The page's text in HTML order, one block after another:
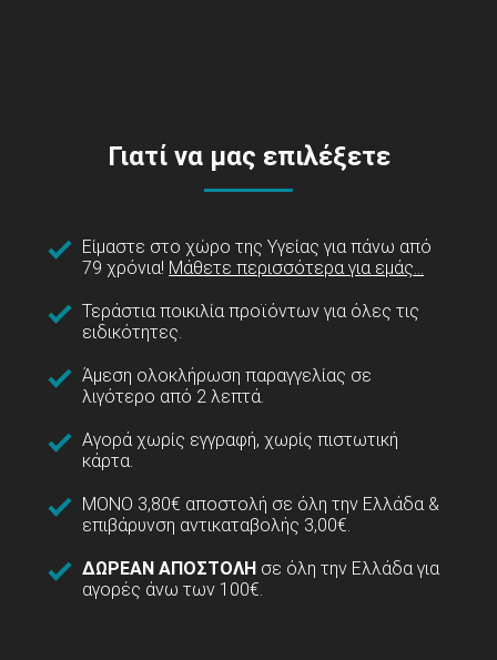
Γιατί να μας επιλέξετε
Είμαστε στο χώρο της Υγείας για πάνω από
79 χρόνια! Μάθετε περισσότερα για εμάς...
Τεράστια ποικιλία προϊόντων για όλες τις
ειδικότητες.
Άμεση ολοκλήρωση παραγγελίας σε
λιγότερο από 2 λεπτά.
Αγορά χωρίς εγγραφή, χωρίς πιστωτική
κάρτα.
ΜΟΝΟ 3,80€ αποστολή σε όλη την Ελλάδα &
επιβάρυνση αντικαταβολής 3,00€.
ΔΩΡΕΑΝ ΑΠΟΣΤΟΛΗ σε όλη την Ελλάδα για
αγορές άνω των 100€.